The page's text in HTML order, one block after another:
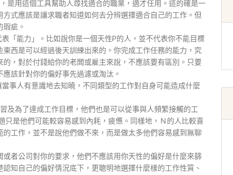
是用這個工具幫助人尋找適合的職業，適才任用。這的確是一
式應該是讓求職者知道如何去分辨選擇適合自己的工作。但
疵。
「能力」。比如說你是一個天性P的人，並不代表你不能目標
西是可以經過後天訓練出來的。你完成工作任務的能力，究
，對於付錢給你的老闆或雇主來說，不應該要有區別。只要
該針對你的偏好事先過濾或淘汰。
事人有意識地去知曉，不同類型的工作對自身可能造成什麼
及為了達成工作目標，他們也是可以從事與人頻繁接觸的工
只是他們可能較容易感到內耗，疲憊。同樣地，Ｎ的人比較喜
工作，並不是說他們做不來，而是做太多他們容易感到無聊
者公司對你的要求，他們不應該用你天性的偏好是什麼來篩
知自己的偏好情況底下，更聰明地選擇什麼樣的工作性質、